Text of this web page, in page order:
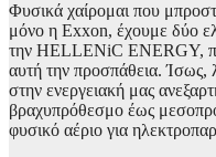
Φυσικά χαίρομαι που
μόνο η Exxon, έχουμε δύο
την HELLENiC ENERGY,
αυτή την προσπάθεια. Ίσως,
στην ενεργειακή μας
βραχυπρόθεσμο έως
φυσικό αέριο για